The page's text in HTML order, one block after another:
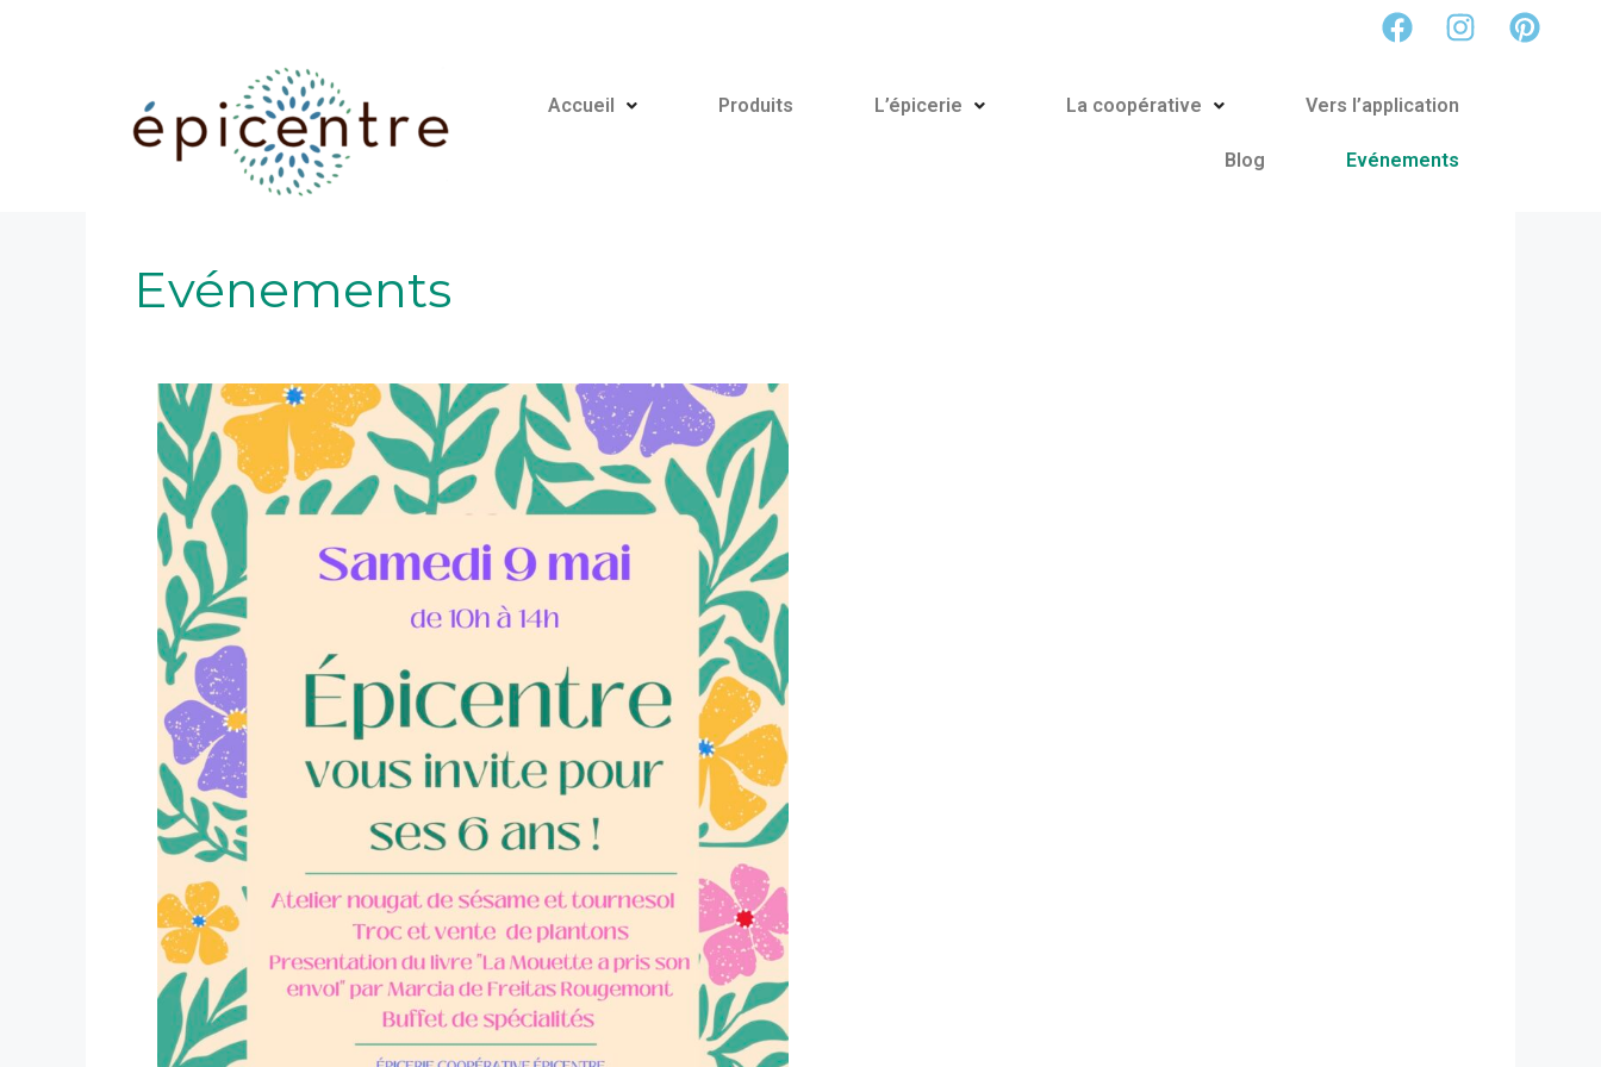
Accueil Produits L’épicerie La coopérative Vers l’application
Blog Evénements
Evénements